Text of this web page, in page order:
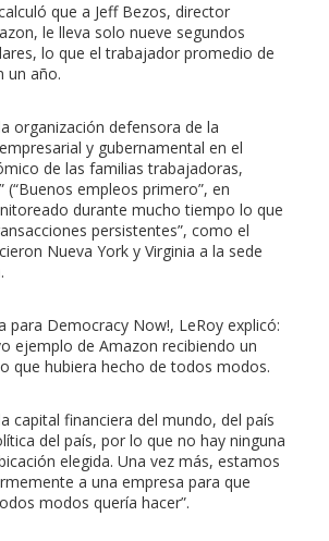
que a Jeff Bezos, director
le lleva solo nueve segundos
lo que el trabajador promedio de
un año.
organización defensora de la
y gubernamental en el
de las familias trabajadoras,
(“Buenos empleos primero”, en
durante mucho tiempo lo que
persistentes”, como el
Nueva York y Virginia a la sede
para Democracy Now!, LeRoy explicó:
ejemplo de Amazon recibiendo un
que hubiera hecho de todos modos.
capital financiera del mundo, del país
del país, por lo que no hay ninguna
elegida. Una vez más, estamos
a una empresa para que
modos quería hacer”.